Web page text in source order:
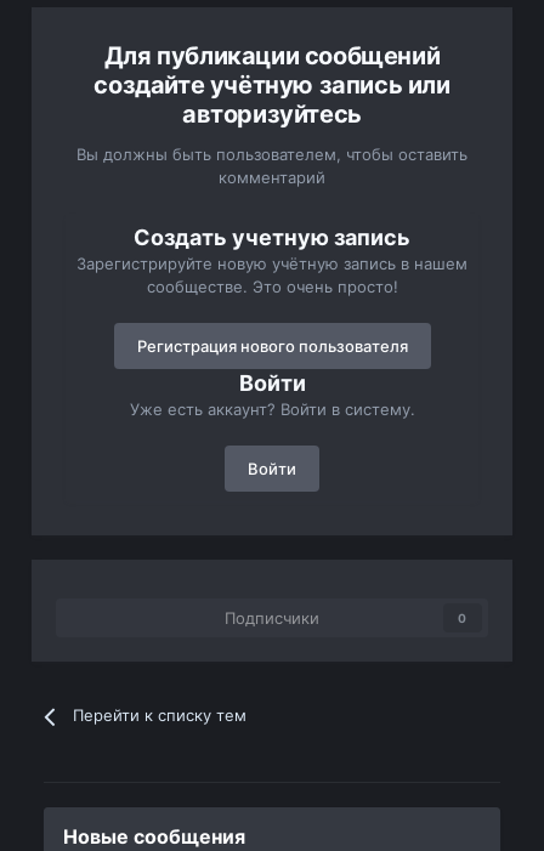
Для публикации сообщений
создайте учётную запись или
авторизуйтесь
Вы должны быть пользователем, чтобы оставить
комментарий
Создать учетную запись
Зарегистрируйте новую учётную запись в нашем
сообществе. Это очень просто!
Регистрация нового пользователя
Войти
Уже есть аккаунт? Войти в систему.
Войти
Подписчики 0
Перейти к списку тем
Новые сообщения